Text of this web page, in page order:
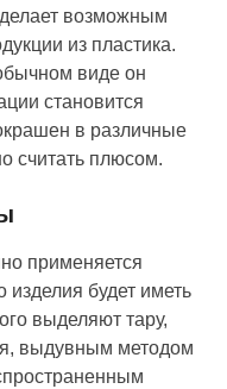
возможным
из пластика.
виде он
становится
в различные
считать плюсом.
применяется
изделия будет иметь
выделяют тару,
выдувным методом